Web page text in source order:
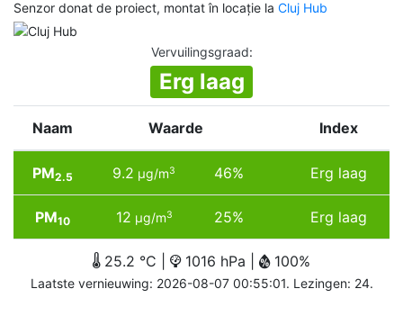
Senzor donat de proiect, montat în locație la Cluj Hub
Vervuilingsgraad:
Erg laag
Naam Waarde Index
PM2.5 9.2 µg/m3 46% Erg laag
PM10 12 µg/m3 25% Erg laag
25.2 °C | 1016 hPa | 100%
Laatste vernieuwing: 2026-08-07 00:55:01. Lezingen: 24.